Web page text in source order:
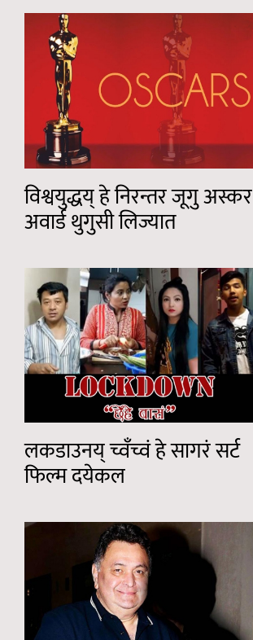
विश्वयुद्धय् हे निरन्तर जूगु अस्कर
अवार्ड थुगुसी लिज्यात
लकडाउनय् च्वँच्वं हे सागरं सर्ट
फिल्म दयेकल